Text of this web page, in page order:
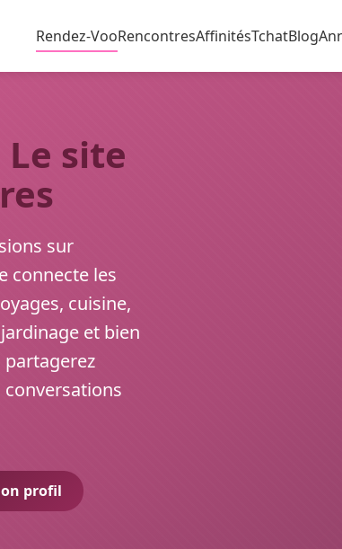
Rendez-VooRencontresAffinitésTchatBlog
site
sur
connecte les
cuisine,
et bien
partagerez
profil